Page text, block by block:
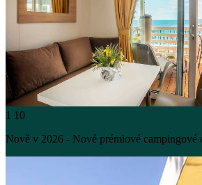
1 10
Nově v 2026 - Nové prémiové campingové